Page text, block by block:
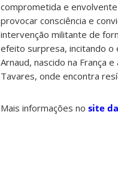
comprometida e
provocar consciência e
intervenção militante de
efeito surpresa, incitando o
Arnaud, nascido na França
Tavares, onde encontra
Mais informações no site